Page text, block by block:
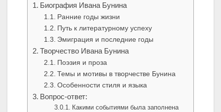
Биография Ивана Бунина
Ранние годы жизни
Путь к литературному успеху
Эмиграция и последние годы
Творчество Ивана Бунина
Поэзия и проза
Темы и мотивы в творчестве Бунина
Особенности стиля и языка
Вопрос-ответ:
Какими событиями была заполнена